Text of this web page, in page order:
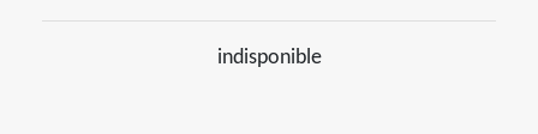
indisponible